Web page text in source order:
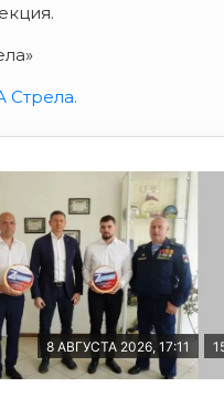
Стрела.
8 АВГУСТА 2026, 17:11